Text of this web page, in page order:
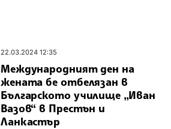
22.03.2024 12:35
Международният ден на
жената бе отбелязан в
Българското училище „Иван
Вазов“ в Престън и
Ланкастър